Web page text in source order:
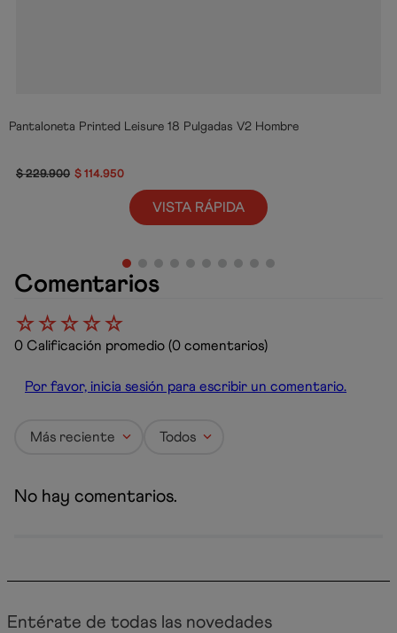
Pantaloneta Printed Leisure 18 Pulgadas V2 Hombre
$229.900 $ 114.950
VISTA RÁPIDA
Comentarios
☆☆☆☆☆
0 Calificación promedio (0 comentarios)
Por favor, inicia sesión para escribir un comentario.
Más reciente Todos
No hay comentarios.
Entérate de todas las novedades